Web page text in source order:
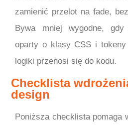
zamienić przelot na fade,
Bywa mniej wygodne,
oparty o klasy CSS i
logiki przenosi się do kodu.
Checklista
design
Poniższa checklista pomaga